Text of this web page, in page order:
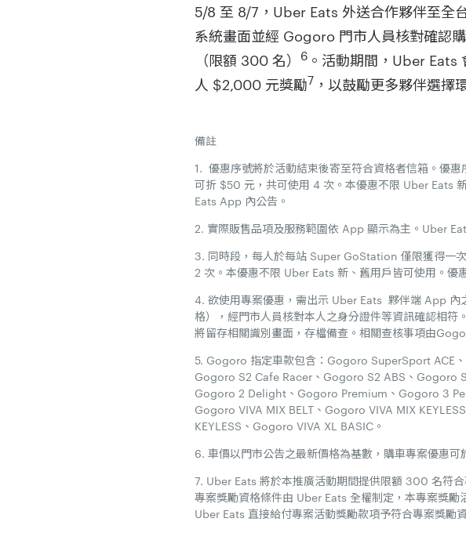
5/8 至 8/7，Uber Eats 外送合作夥伴至全
系統畫面並經 Gogoro 門市人員核對確認
（限額 300 名）
6 。活動期間，Uber
人 $2,000 元獎勵7 ，以鼓勵更多夥伴選擇
備註
1. 優惠序號將於活動結束後寄至符合資格者信箱。優
可折 $50 元，共可使用 4 次。本優惠不限 Uber Eats
Eats App 內公告。
2. 實際販售品項及服務範圍依 App 顯示為主。Uber
3. 同時段，每人於每站 Super GoStation 僅限獲得一
2 次。本優惠不限 Uber Eats 新、舊用戶皆可使用。
4. 欲使用專案優惠，需出示 Uber Eats 夥伴端 App 內
格），經門市人員核對本人之身分證件等資訊確認相
將留存相關識別畫面，存檔備查。相關查核事項由
5. Gogoro 指定車款包含：Gogoro SuperSport ACE
Gogoro S2 Cafe Racer、Gogoro S2 ABS、
Gogoro 2 Delight、Gogoro Premium、Gogoro 3
Gogoro VIVA MIX BELT、Gogoro VIVA MIX
KEYLESS、Gogoro VIVA XL BASIC。
6. 車價以門市公告之最新價格為基數，購車專案優惠
7. ​​Uber Eats 將於本推廣活動期間提供限額 300 名符
專案獎勵資格條件由 Uber Eats 全權制定，本專案獎
Uber Eats 直接給付專案活動獎勵款項予符合專案獎勵